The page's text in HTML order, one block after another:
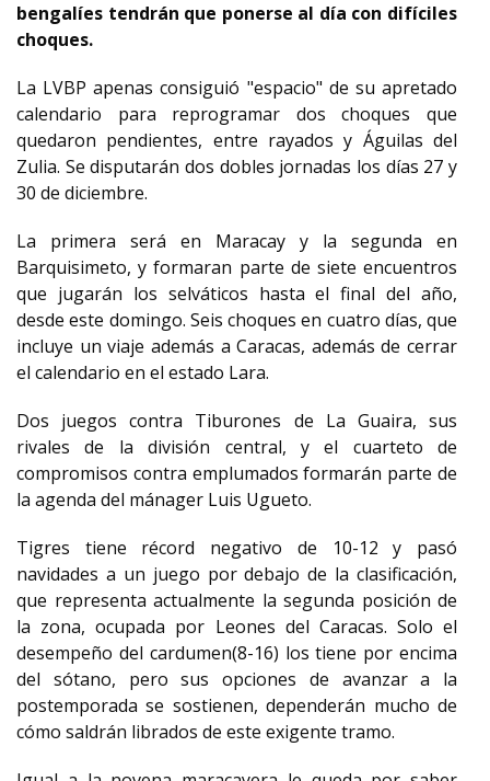
bengalíes tendrán que ponerse al día con difíciles
choques.
La LVBP apenas consiguió "espacio" de su apretado
calendario para reprogramar dos choques que
quedaron pendientes, entre rayados y Águilas del
Zulia. Se disputarán dos dobles jornadas los días 27 y
30 de diciembre.
La primera será en Maracay y la segunda en
Barquisimeto, y formaran parte de siete encuentros
que jugarán los selváticos hasta el final del año,
desde este domingo. Seis choques en cuatro días, que
incluye un viaje además a Caracas, además de cerrar
el calendario en el estado Lara.
Dos juegos contra Tiburones de La Guaira, sus
rivales de la división central, y el cuarteto de
compromisos contra emplumados formarán parte de
la agenda del mánager Luis Ugueto.
Tigres tiene récord negativo de 10-12 y pasó
navidades a un juego por debajo de la clasificación,
que representa actualmente la segunda posición de
la zona, ocupada por Leones del Caracas. Solo el
desempeño del cardumen(8-16) los tiene por encima
del sótano, pero sus opciones de avanzar a la
postemporada se sostienen, dependerán mucho de
cómo saldrán librados de este exigente tramo.